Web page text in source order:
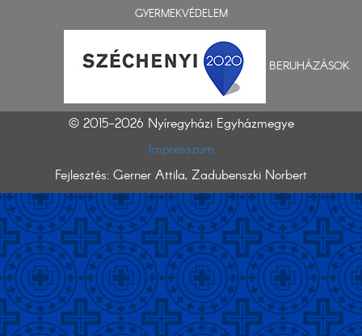
GYERMEKVÉDELEM
BERUHÁZÁSOK
© 2015-2026 Nyíregyházi Egyházmegye
Impresszum
Fejlesztés: Gerner Attila, Zadubenszki Norbert